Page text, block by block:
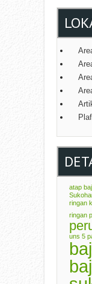
atap
ringan
ringan
uns 5